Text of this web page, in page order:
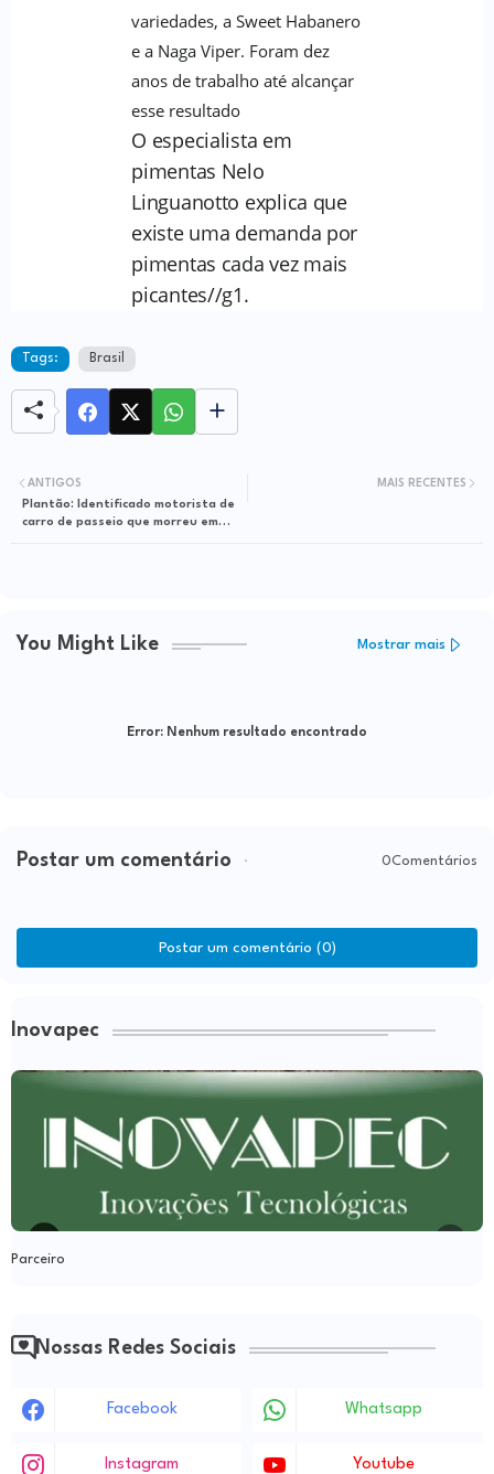
variedades, a Sweet Habanero
e a Naga Viper. Foram dez
anos de trabalho até alcançar
esse resultado
O especialista em
pimentas Nelo
Linguanotto explica que
existe uma demanda por
pimentas cada vez mais
picantes//g1.
Tags: Brasil
MAIS RECENTES
ANTIGOS
Plantão: Identificado motorista de
carro de passeio que morreu em
You Might Like Mostrar mais
Error: Nenhum resultado encontrado
Postar um comentário 0Comentários
Postar um comentário (0)
Inovapec
Parceiro
Nossas Redes Sociais
Facebook Whatsapp
Instagram Youtube